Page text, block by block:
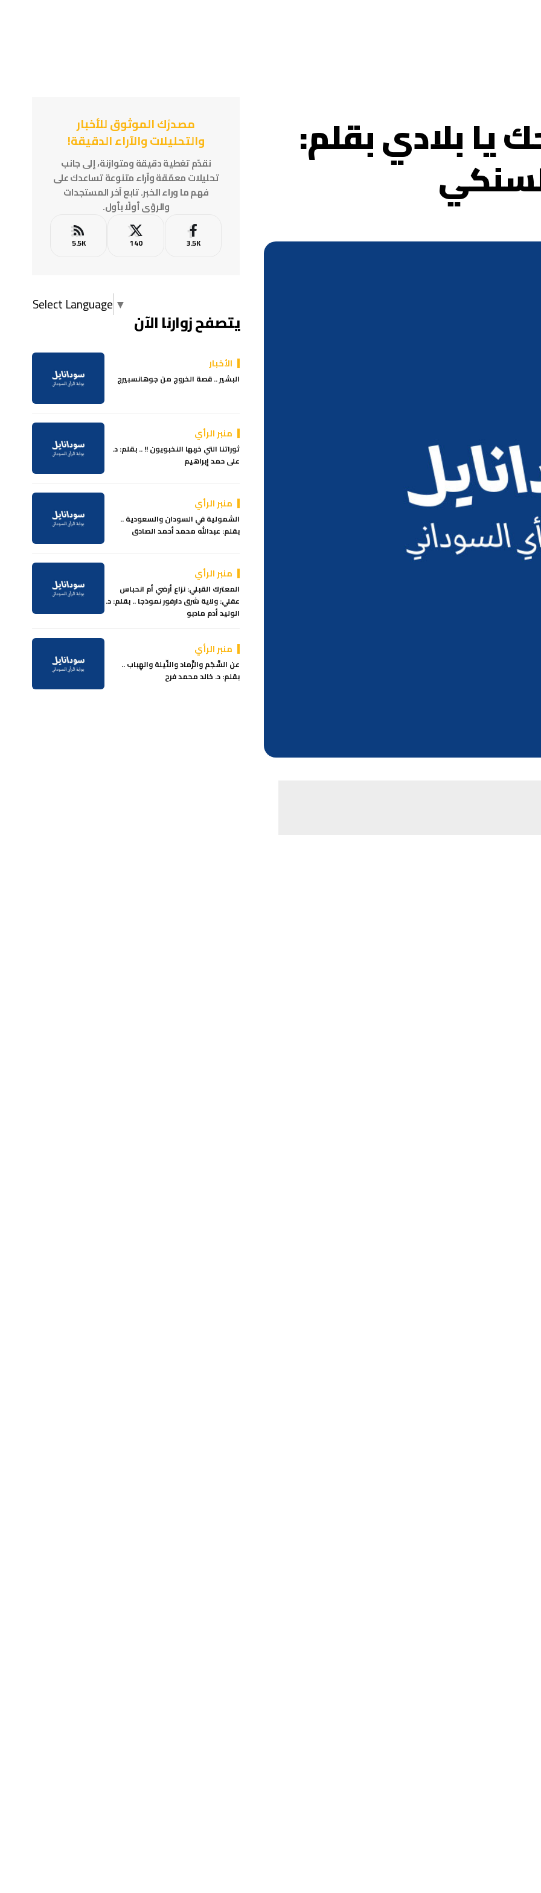
يا بلادي بقلم: مصدرُك الموثوق للأخبار
والتحليلات والآراء الدقيقة!
نقدّم تغطية دقيقة ومتوازنة، إلى جانب
تحليلات معمّقة وآراء متنوعة تساعدك على
فهم ما وراء الخبر. تابع آخر المستجدات
والرؤى أولًا بأول.
3.5K
140
5.5K
Select Language ▼
يتصفح زوارنا الآن
الأخبار
البشير .. قصة الخروج من جوهانسبيرج
منبر الرأي
ثوراتنا التي خربها النخبويون !! .. بقلم: د.
على حمد إبراهيم
منبر الرأي
الشمولية في السودان والسعودية ..
بقلم: عبدالله محمد أحمد الصادق
منبر الرأي
المعترك القبلي: نزاع أرضي أم انحباس
عقلي: ولاية شرق دارفور نموذجا .. بقلم: د.
الوليد أدم مادبو
منبر الرأي
عن السَّجَم والرَّماد والنِّيلة والهِباب ..
بقلم: د. خالد محمد فرح